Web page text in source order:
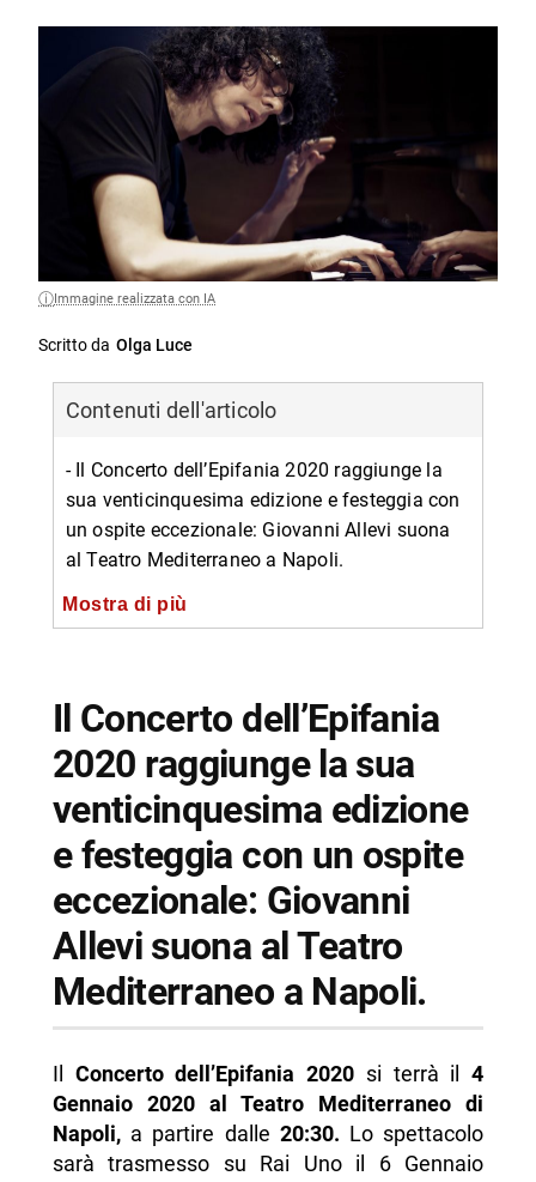
Immagine realizzata con IA
Scritto da Olga Luce
Contenuti dell'articolo
- Il Concerto dell’Epifania 2020 raggiunge la
sua venticinquesima edizione e festeggia con
un ospite eccezionale: Giovanni Allevi suona
al Teatro Mediterraneo a Napoli.
-- Giovani Allevi e l’HOPE Tour
-- Organizzatori del Concerto
-- Informazioni su Concerto dell’Epifania 2020
con Giovanni Allevi
-- Scopri di più da Napolike.it
Mostra di più
Il Concerto dell’Epifania
2020 raggiunge la sua
venticinquesima edizione
e festeggia con un ospite
eccezionale: Giovanni
Allevi suona al Teatro
Mediterraneo a Napoli.
Il Concerto dell’Epifania 2020 si terrà il4
Gennaio 2020 al Teatro Mediterraneo di
Napoli, a partire dalle 20:30. Lo spettacolo
sarà trasmesso su Rai Uno il 6 Gennaio